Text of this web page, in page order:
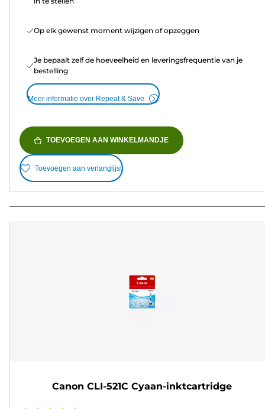
Op elk gewenst moment wijzigen of opzeggen
Je bepaalt zelf de hoeveelheid en leveringsfrequentie van je
bestelling
Meer informatie over Repeat & Save
TOEVOEGEN AAN WINKELMANDJE
Toevoegen aan verlanglijst
Canon CLI-521C Cyaan-inktcartridge